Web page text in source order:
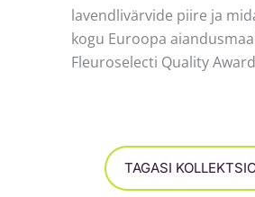
lavendlivärvide piire ja
kogu Euroopa
Fleuroselecti Quality
TAGASI